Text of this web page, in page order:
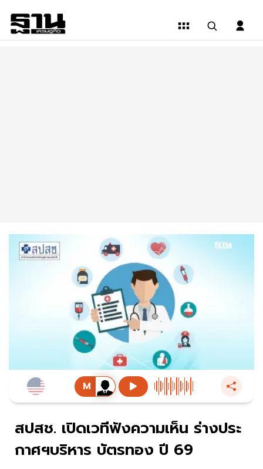
สปสช. เปิดเวทีฟังความเห็น ร่างประ
กาศฯบริหาร บัตรทอง ปี 69